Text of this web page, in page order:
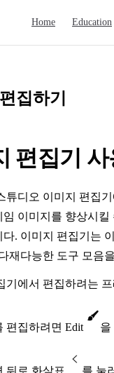
Home Education
집하기
편집기
튜디오 이미지 편집
임 이미지를 향상시
다. 이미지 편집기는
재다능한 도구 모음
기에서 편집하려는
편집하려면 Edit 을
뒤로 화살표 를 눌